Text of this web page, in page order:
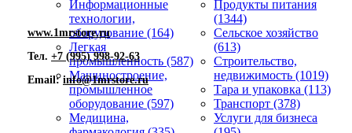
Информационные
технологии,
оборудование (164)
Легкая
промышленность (587)
Машиностроение,
промышленное
оборудование (597)
Медицина,
Продукты питания
(1344)
Сельское хозяйство
(613)
Строительство,
недвижимость (1019)
Тара и упаковка (113)
Транспорт (378)
Услуги для бизнеса
www.1mrstore.ru
Тел. +7 (995) 998-92-63
Email:info@1mrstore.ru